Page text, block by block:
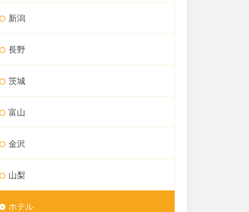
新潟
長野
茨城
富山
金沢
山梨
ホテル